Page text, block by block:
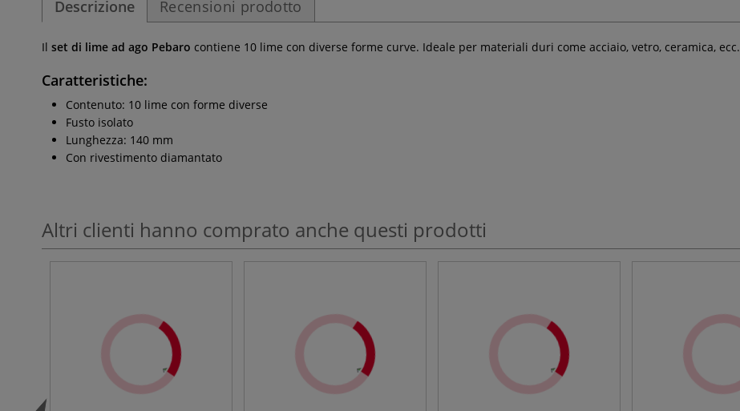
Descrizione Recensioni prodotto
Il set di lime ad ago Pebaro contiene 10 lime con diverse forme curve. Ideale per materiali duri come acciaio, vetro, ceramica, ecc.
Caratteristiche:
Contenuto: 10 lime con forme diverse
Fusto isolato
Lunghezza: 140 mm
Con rivestimento diamantato
Altri clienti hanno comprato anche questi prodotti